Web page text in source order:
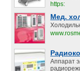
https:
Мед.
Аппарат